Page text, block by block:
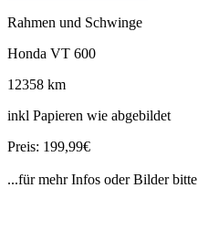
Rahmen und Schwinge
Honda VT 600
12358 km
inkl Papieren wie abgebildet
Preis: 199,99€
...für mehr Infos oder Bilder bitte